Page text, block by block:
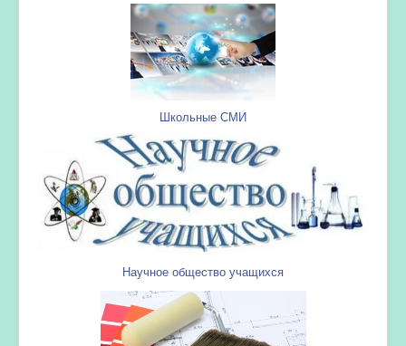
Школьные СМИ
Научное общество учащихся